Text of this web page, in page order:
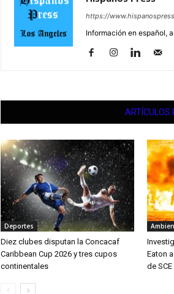
https://
Información en español,
ARTÍCULOS
Deportes
Diez clubes disputan la Concacaf
Caribbean Cup 2026 y tres cupos
continentales
Eaton
de SCE